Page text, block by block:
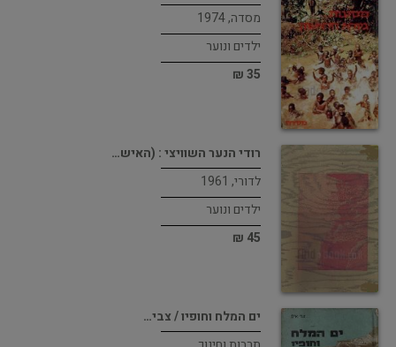
מסדה, 1974
ילדים ונוער
35 ₪
רודי הנער השוויצי : (האיש…
לדורי, 1961
ילדים ונוער
45 ₪
ים המלח וחופיו / צבי…